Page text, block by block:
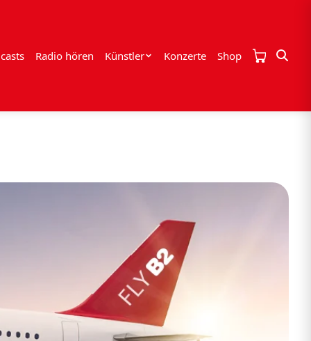
Radio hören Künstler Konzerte Shop